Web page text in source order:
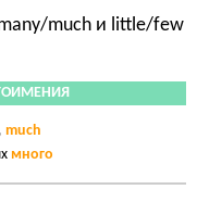
much и little/few
much
много